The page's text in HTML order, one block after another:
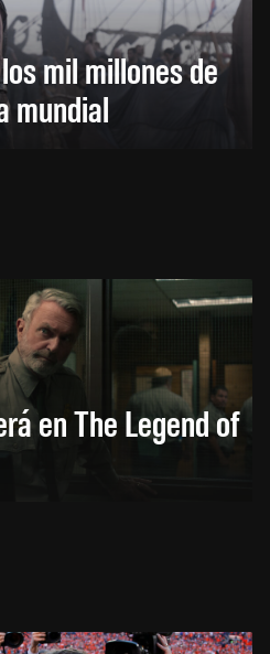
mil millones de
mundial
en The Legend of